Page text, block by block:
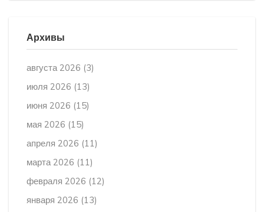
Архивы
августа 2026 (3)
июля 2026 (13)
июня 2026 (15)
мая 2026 (15)
апреля 2026 (11)
марта 2026 (11)
февраля 2026 (12)
января 2026 (13)